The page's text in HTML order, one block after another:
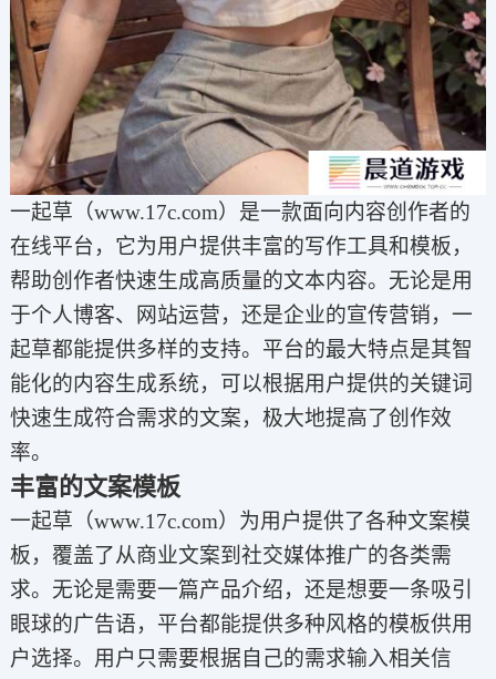
一起草（www.17c.com）是一款面向内容创作者的
在线平台，它为用户提供丰富的写作工具和模板，
帮助创作者快速生成高质量的文本内容。无论是用
于个人博客、网站运营，还是企业的宣传营销，一
起草都能提供多样的支持。平台的最大特点是其智
能化的内容生成系统，可以根据用户提供的关键词
快速生成符合需求的文案，极大地提高了创作效
率。
丰富的文案模板
一起草（www.17c.com）为用户提供了各种文案模
板，覆盖了从商业文案到社交媒体推广的各类需
求。无论是需要一篇产品介绍，还是想要一条吸引
眼球的广告语，平台都能提供多种风格的模板供用
户选择。用户只需要根据自己的需求输入相关信